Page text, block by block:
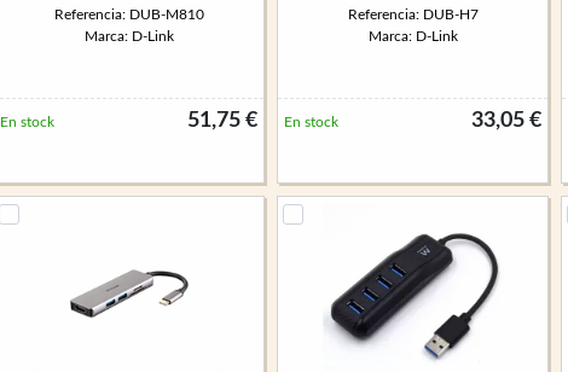
Referencia: DUB-M810
Marca: D-Link
51,75 €
En stock
Referencia: DUB-H7
Marca: D-Link
33,05 €
En stock